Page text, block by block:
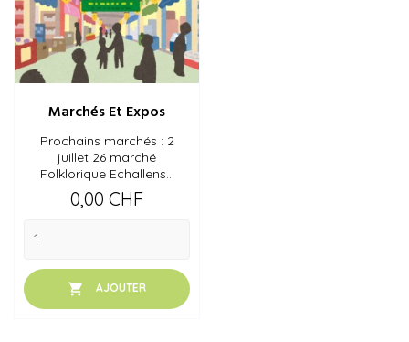
Marchés Et Expos
Prochains marchés : 2
juillet 26 marché
Folklorique Echallens...
Prix
0,00 CHF
 AJOUTER